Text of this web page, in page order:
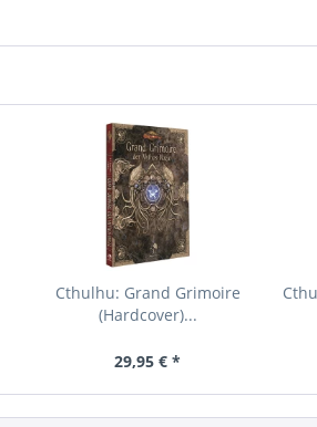
Cthulhu: Grand Grimoire
(Hardcover)...
29,95 € *